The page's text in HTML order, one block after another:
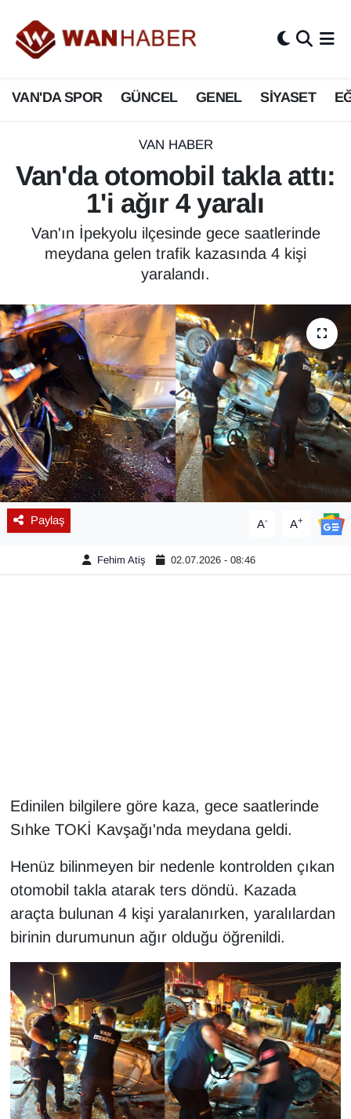
VAN'DA SPOR GÜNCEL GENEL SİYASET
VAN HABER
Van'da otomobil takla attı:
1'i ağır 4 yaralı
Van'ın İpekyolu ilçesinde gece saatlerinde
meydana gelen trafik kazasında 4 kişi
yaralandı.
Paylaş A- A+
Fehim Atiş 02.07.2026 - 08:46
Edinilen bilgilere göre kaza, gece saatlerinde
Sıhke TOKİ Kavşağı'nda meydana geldi.
Henüz bilinmeyen bir nedenle kontrolden çıkan
otomobil takla atarak ters döndü. Kazada
araçta bulunan 4 kişi yaralanırken, yaralılardan
birinin durumunun ağır olduğu öğrenildi.
3.SAYFA
ASAYİŞ
BİLİM VE TEKNOLOJİ
Biyografi
Bölge Haberleri
ÇEVRE
Dernekler, Odalar
Diğer
DÜNYA
EĞİTİM
EKONOMİ
Emlak
HABERDE İNSAN
İngilizce
Kadın
Kamu Alımları
Kim Kimdir?
Kültür & Sanat
KURDÎ
MAGAZİN
Van Nöbetçi Eczaneler
Van Hava Durumu
Van Namaz Vakitleri
Van Trafik Yoğunluk Haritası
Süper Lig Puan Durumu ve Fikstür
Tüm Manşetler
Haber Arşivi